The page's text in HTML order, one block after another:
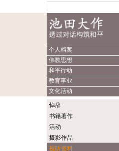
个人档案
佛教思想
和平行动
教育事业
文化活动
悼辞
书籍著作
活动
摄影作品
视听资料